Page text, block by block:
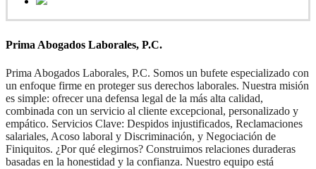
Prima Abogados Laborales, P.C.
Prima Abogados Laborales, P.C. Somos un bufete especializado con
un enfoque firme en proteger sus derechos laborales. Nuestra misión
es simple: ofrecer una defensa legal de la más alta calidad,
combinada con un servicio al cliente excepcional, personalizado y
empático. Servicios Clave: Despidos injustificados, Reclamaciones
salariales, Acoso laboral y Discriminación, y Negociación de
Finiquitos. ¿Por qué elegirnos? Construimos relaciones duraderas
basadas en la honestidad y la confianza. Nuestro equipo está